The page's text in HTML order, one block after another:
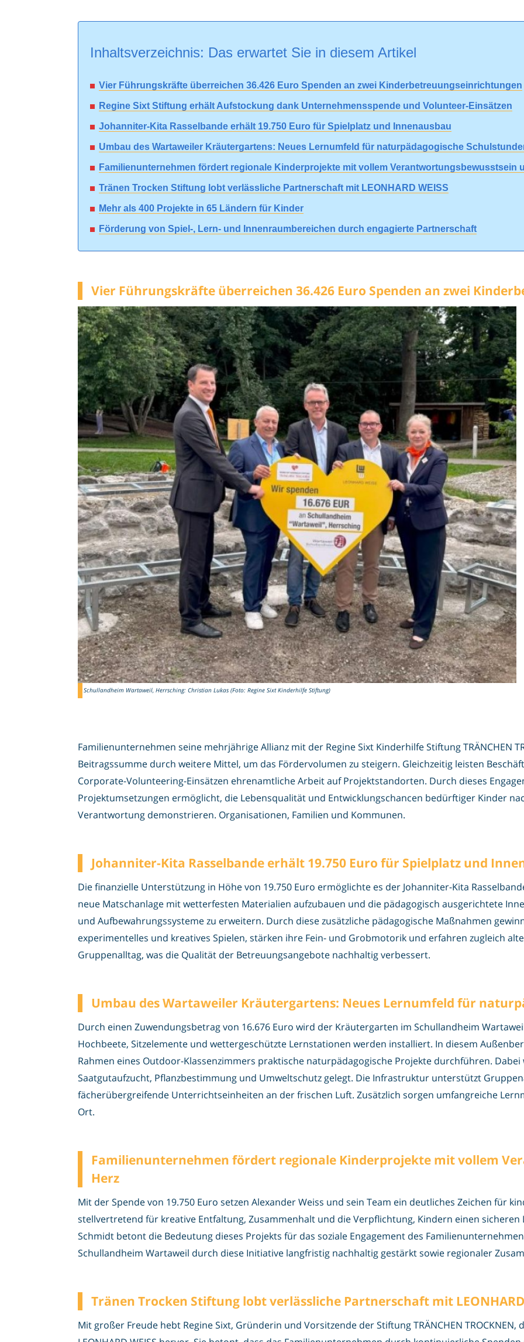
Inhaltsverzeichnis: Das erwartet Sie in diesem Artikel
Vier Führungskräfte überreichen 36.426 Euro Spenden an zwei Kinderbetreuungseinrichtungen
Regine Sixt Stiftung erhält Aufstockung dank Unternehmensspende und Volunteer-Einsätzen
Johanniter-Kita Rasselbande erhält 19.750 Euro für Spielplatz und Innenausbau
Umbau des Wartaweiler Kräutergartens: Neues Lernumfeld für naturpädagogische
Familienunternehmen fördert regionale Kinderprojekte mit vollem Verantwortungsbewusstsein
Tränen Trocken Stiftung lobt verlässliche Partnerschaft mit LEONHARD WEISS
Mehr als 400 Projekte in 65 Ländern für Kinder
Förderung von Spiel-, Lern- und Innenraumbereichen durch engagierte Partnerschaft
Vier Führungskräfte überreichen 36.426 Euro Spenden an zwei
Schullandheim Wartaweil, Herrsching: Christian Lukas (Foto: Regine Sixt Kinderhilfe Stiftung)
Familienunternehmen seine mehrjährige Allianz mit der Regine Sixt Kinderhilfe Stiftung TRÄNCHEN
Beitragssumme durch weitere Mittel, um das Fördervolumen zu steigern. Gleichzeitig leisten
Corporate-Volunteering-Einsätzen ehrenamtliche Arbeit auf Projektstandorten. Durch dieses
Projektumsetzungen ermöglicht, die Lebensqualität und Entwicklungschancen bedürftiger Kinder
Verantwortung demonstrieren. Organisationen, Familien und Kommunen.
Johanniter-Kita Rasselbande erhält 19.750 Euro für Spielplatz und
Die finanzielle Unterstützung in Höhe von 19.750 Euro ermöglichte es der Johanniter-Kita
neue Matschanlage mit wetterfesten Materialien aufzubauen und die pädagogisch ausgerichtete
und Aufbewahrungssysteme zu erweitern. Durch diese zusätzliche pädagogische Maßnahmen
experimentelles und kreatives Spielen, stärken ihre Fein- und Grobmotorik und erfahren zugleich
Gruppenalltag, was die Qualität der Betreuungsangebote nachhaltig verbessert.
Umbau des Wartaweiler Kräutergartens: Neues Lernumfeld für
Durch einen Zuwendungsbetrag von 16.676 Euro wird der Kräutergarten im Schullandheim
Hochbeete, Sitzelemente und wettergeschützte Lernstationen werden installiert. In diesem
Rahmen eines Outdoor-Klassenzimmers praktische naturpädagogische Projekte durchführen.
Saatgutaufzucht, Pflanzbestimmung und Umweltschutz gelegt. Die Infrastruktur unterstützt
fächerübergreifende Unterrichtseinheiten an der frischen Luft. Zusätzlich sorgen umfangreiche
Ort.
Familienunternehmen fördert regionale Kinderprojekte mit vollem
Herz
Mit der Spende von 19.750 Euro setzen Alexander Weiss und sein Team ein deutliches Zeichen für
stellvertretend für kreative Entfaltung, Zusammenhalt und die Verpflichtung, Kindern einen sicheren
Schmidt betont die Bedeutung dieses Projekts für das soziale Engagement des
Schullandheim Wartaweil durch diese Initiative langfristig nachhaltig gestärkt sowie regionaler
Tränen Trocken Stiftung lobt verlässliche Partnerschaft mit LEONHARD
Mit großer Freude hebt Regine Sixt, Gründerin und Vorsitzende der Stiftung TRÄNCHEN